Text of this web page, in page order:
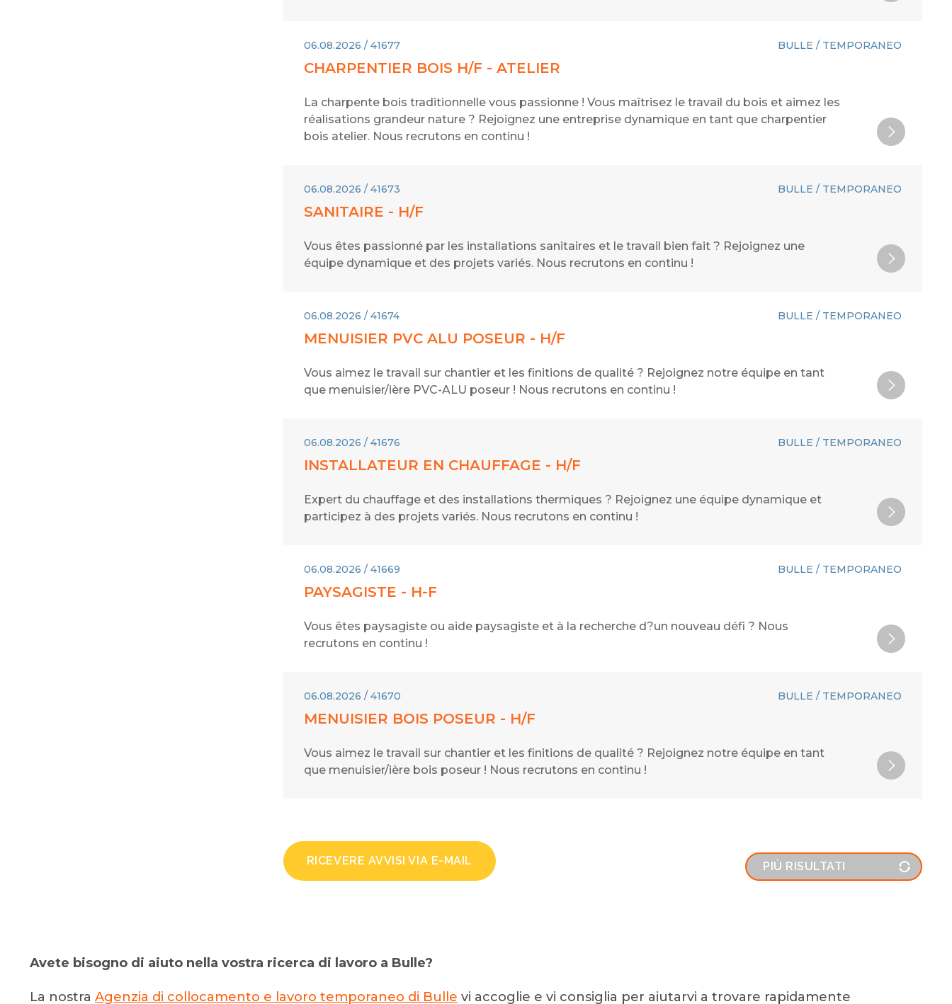
06.08.2026 / 41677 BULLE / TEMPORANEO
CHARPENTIER BOIS H/F - ATELIER
La charpente bois traditionnelle vous passionne ! Vous maîtrisez le travail du bois et aimez les
réalisations grandeur nature ? Rejoignez une entreprise dynamique en tant que charpentier
bois atelier. Nous recrutons en continu !
06.08.2026 / 41673 BULLE / TEMPORANEO
SANITAIRE - H/F
Vous êtes passionné par les installations sanitaires et le travail bien fait ? Rejoignez une
équipe dynamique et des projets variés. Nous recrutons en continu !
06.08.2026 / 41674 BULLE / TEMPORANEO
MENUISIER PVC ALU POSEUR - H/F
Vous aimez le travail sur chantier et les finitions de qualité ? Rejoignez notre équipe en tant
que menuisier/ière PVC-ALU poseur ! Nous recrutons en continu !
06.08.2026 / 41676 BULLE / TEMPORANEO
INSTALLATEUR EN CHAUFFAGE - H/F
Expert du chauffage et des installations thermiques ? Rejoignez une équipe dynamique et
participez à des projets variés. Nous recrutons en continu !
06.08.2026 / 41669 BULLE / TEMPORANEO
PAYSAGISTE - H-F
Vous êtes paysagiste ou aide paysagiste et à la recherche d?un nouveau défi ? Nous
recrutons en continu !
06.08.2026 / 41670 BULLE / TEMPORANEO
MENUISIER BOIS POSEUR - H/F
Vous aimez le travail sur chantier et les finitions de qualité ? Rejoignez notre équipe en tant
que menuisier/ière bois poseur ! Nous recrutons en continu !
RICEVERE AVVISI VIA E-MAIL PIÙ RISULTATI
Avete bisogno di aiuto nella vostra ricerca di lavoro a Bulle?
La nostra Agenzia di collocamento e lavoro temporaneo di Bulle vi accoglie e vi consiglia per aiutarvi a trovare rapidamente